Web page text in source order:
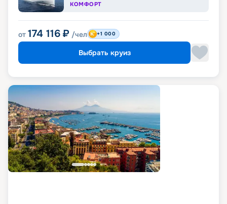
КОМФОРТ
от 174 116 ₽ /чел +1 000
Выбрать круиз